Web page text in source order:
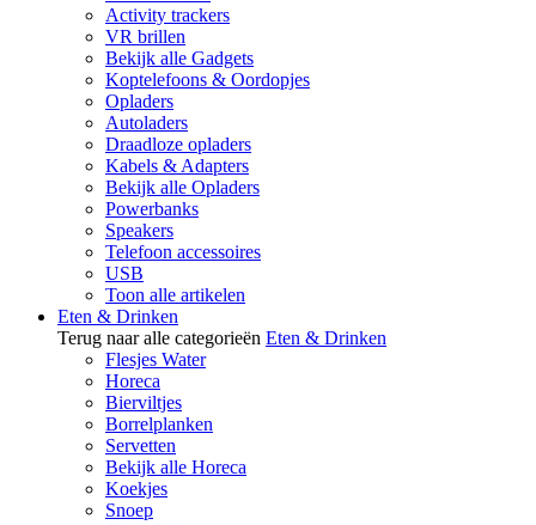
Activity trackers
VR brillen
Bekijk alle Gadgets
Koptelefoons & Oordopjes
Opladers
Autoladers
Draadloze opladers
Kabels & Adapters
Bekijk alle Opladers
Powerbanks
Speakers
Telefoon accessoires
USB
Toon alle artikelen
Eten & Drinken
Terug naar alle categorieën Eten & Drinken
Flesjes Water
Horeca
Bierviltjes
Borrelplanken
Servetten
Bekijk alle Horeca
Koekjes
Snoep